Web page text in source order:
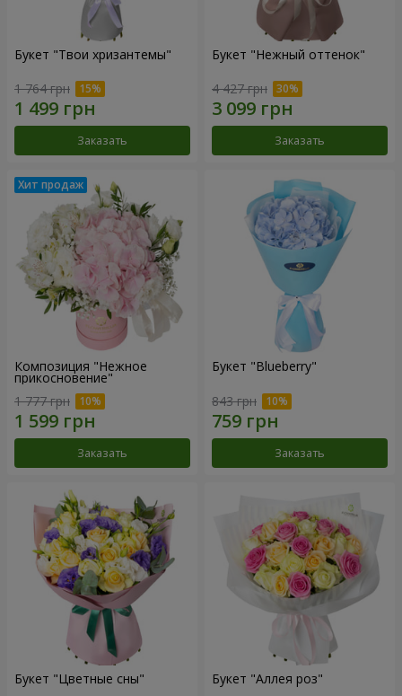
Букет "Твои хризантемы"
1 764 грн
Заказать
Букет "Нежный оттенок"
4 427 грн
Заказать
Композиция "Нежное
прикосновение"
1 777 грн
Заказать
Букет "Blueberry"
843 грн
Заказать
Букет "Цветные сны" Букет "Аллея роз"